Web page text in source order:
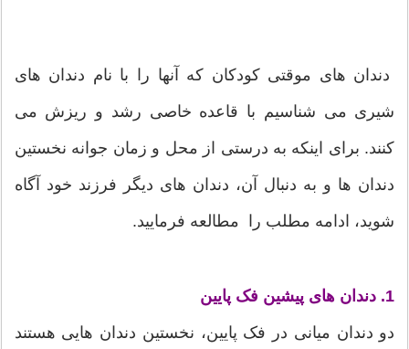
دندان های موقتی کودکان که آنها را با نام دندان های
شیری می شناسیم با قاعده خاصی رشد و ریزش می
کنند. برای اینکه به درستی از محل و زمان جوانه نخستین
دندان ها و به دنبال آن، دندان های دیگر فرزند خود آگاه
شوید، ادامه مطلب را مطالعه فرمایید.
1. دندان های پیشین فک پایین
دو دندان میانی در فک پایین، نخستین دندان هایی هستند